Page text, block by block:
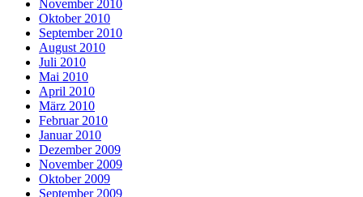
November 2010
Oktober 2010
September 2010
August 2010
Juli 2010
Mai 2010
April 2010
März 2010
Februar 2010
Januar 2010
Dezember 2009
November 2009
Oktober 2009
September 2009